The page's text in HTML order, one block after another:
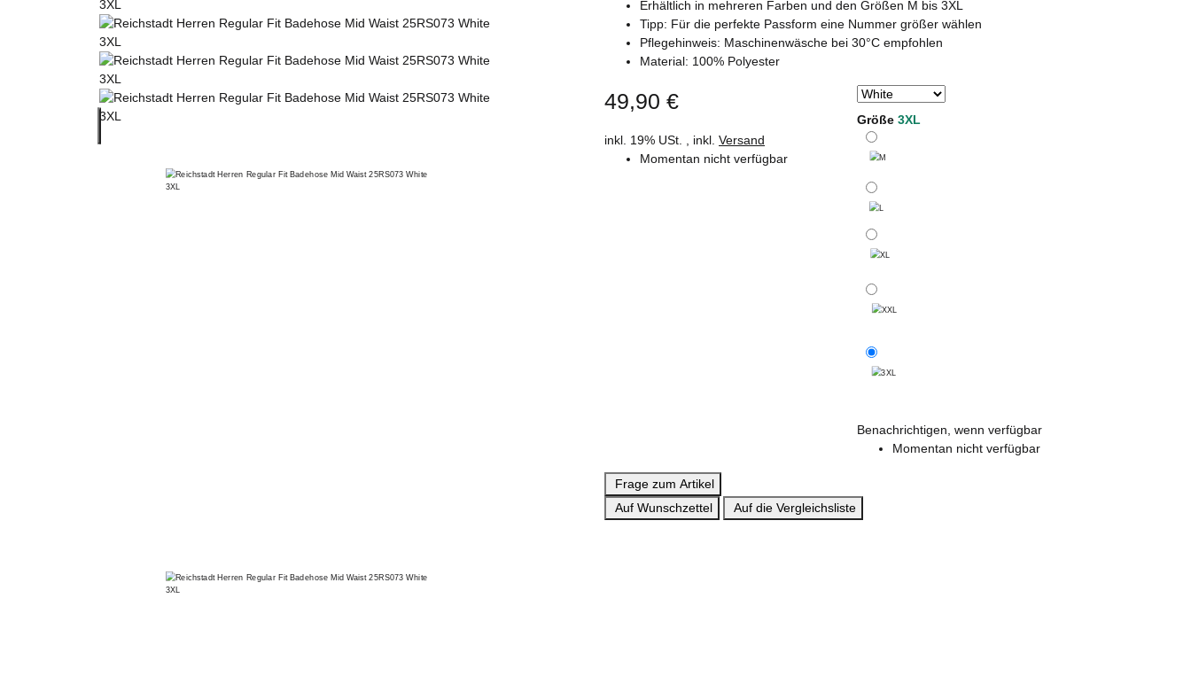
Erhältlich in mehreren Farben und den Größen M bis 3XL
Tipp: Für die perfekte Passform eine Nummer größer wählen
Pflegehinweis: Maschinenwäsche bei 30°C empfohlen
Material: 100% Polyester
49,90 €
inkl. 19% USt. , inkl. Versand
Momentan nicht verfügbar
Größe 3XL
M
L
XL
XXL
Benachrichtigen, wenn verfügbar
Momentan nicht verfügbar
Frage zum Artikel
Auf Wunschzettel
Auf die Vergleichsliste